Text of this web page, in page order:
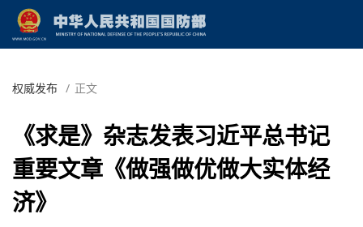
权威发布 / 正文
《求是》杂志发表习近平总书记
重要文章《做强做优做大实体经
济》